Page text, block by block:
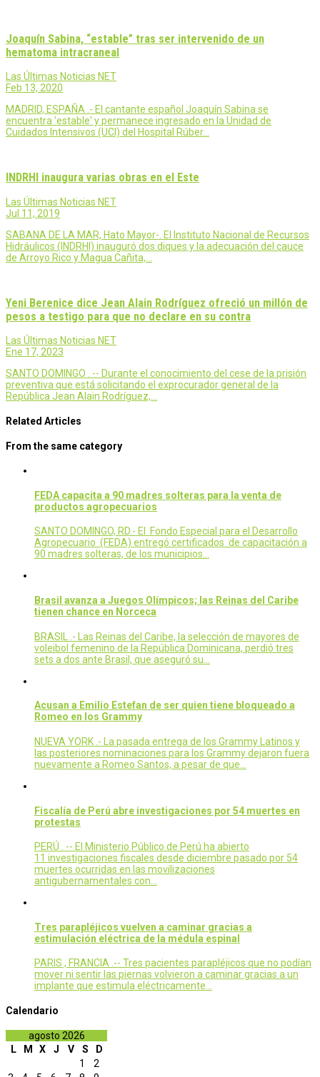
Joaquín Sabina, “estable” tras ser intervenido de un
hematoma intracraneal
Las Últimas Noticias NET
Feb 13, 2020
MADRID, ESPAÑA .- El cantante español Joaquín Sabina se
encuentra 'estable' y permanece ingresado en la Unidad de
Cuidados Intensivos (UCI) del Hospital Rúber…
INDRHI inaugura varias obras en el Este
Las Últimas Noticias NET
Jul 11, 2019
SABANA DE LA MAR, Hato Mayor-. El Instituto Nacional de Recursos
Hidráulicos (INDRHI) inauguró dos diques y la adecuación del cauce
de Arroyo Rico y Magua Cañita,…
Yeni Berenice dice Jean Alain Rodríguez ofreció un millón de
pesos a testigo para que no declare en su contra
Las Últimas Noticias NET
Ene 17, 2023
SANTO DOMINGO . -- Durante el conocimiento del cese de la prisión
preventiva que está solicitando el exprocurador general de la
República Jean Alain Rodríguez,…
Related Articles
From the same category
FEDA capacita a 90 madres solteras para la venta de
productos agropecuarios
SANTO DOMINGO, RD.- El Fondo Especial para el Desarrollo
Agropecuario (FEDA) entregó certificados de capacitación a
90 madres solteras, de los municipios…
Brasil avanza a Juegos Olímpicos; las Reinas del Caribe
tienen chance en Norceca
BRASIL .- Las Reinas del Caribe, la selección de mayores de
voleibol femenino de la República Dominicana, perdió tres
sets a dos ante Brasil, que aseguró su…
Acusan a Emilio Estefan de ser quien tiene bloqueado a
Romeo en los Grammy
NUEVA YORK .- La pasada entrega de los Grammy Latinos y
las posteriores nominaciones para los Grammy dejaron fuera
nuevamente a Romeo Santos, a pesar de que…
Fiscalía de Perú abre investigaciones por 54 muertes en
protestas
PERÚ . -- El Ministerio Público de Perú ha abierto
11 investigaciones fiscales desde diciembre pasado por 54
muertes ocurridas en las movilizaciones
antigubernamentales con…
Tres parapléjicos vuelven a caminar gracias a
estimulación eléctrica de la médula espinal
PARIS , FRANCIA .-- Tres pacientes parapléjicos que no podían
mover ni sentir las piernas volvieron a caminar gracias a un
implante que estimula eléctricamente…
Calendario
agosto 2026
L
M X J V S
D
1
2